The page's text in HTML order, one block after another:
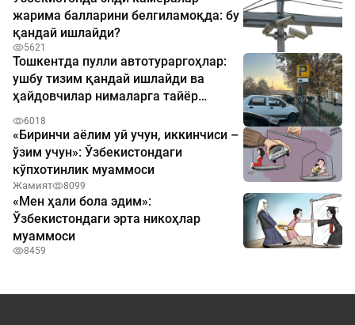
жарима балларини белгиламоқда: бу
қандай ишлайди?
5621
Тошкентда пулли автотураргоҳлар:
ушбу тизим қандай ишлайди ва
ҳайдовчилар нималарга тайёр
6018
«Биринчи аёлим уй учун, иккинчиси –
ўзим учун»: Ўзбекистондаги
кўпхотинлик муаммоси
Жамият 8099
«Мен ҳали бола эдим»:
Ўзбекистондаги эрта никоҳлар
муаммоси
8459